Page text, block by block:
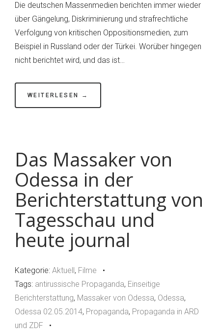
braucht
dringend
ein
kritisches
Oppositions-
Die deutschen Massenmedien berichten immer wieder
über Gängelung, Diskriminierung und strafrechtliche
Verfolgung von kritischen Oppositionsmedien, zum
Beispiel in Russland oder der Türkei. Worüber hingegen
nicht berichtet wird, und das ist…
WEITERLESEN →
Das Massaker von
Odessa in der
Berichterstattung von
Tagesschau und
heute journal
Kategorie: Aktuell , Filme •
Tags: antirussische Propaganda, Einseitige
Berichterstattung, Massaker von Odessa, Odessa,
Odessa 02.05.2014, Propaganda, Propaganda in ARD
und ZDF •